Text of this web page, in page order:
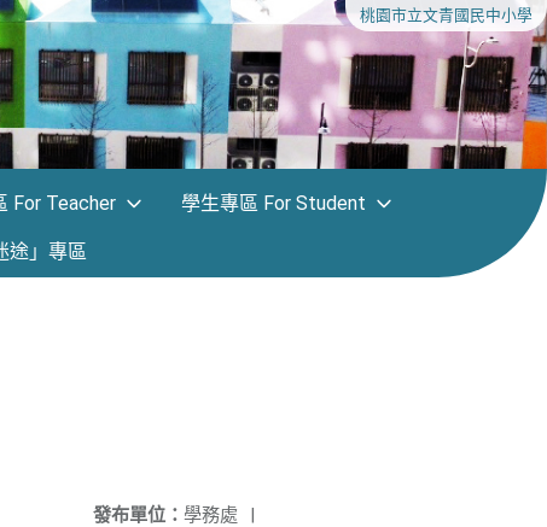
桃園市立文青國民中小學
For Teacher 學生專區 For Student
途」專區
發布單位： 學務處 |